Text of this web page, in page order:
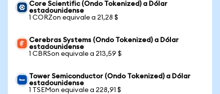
Core Scientific (Ondo Tokenized) a Dólar
estadounidense
1 CORZon equivale a 21,28 $
Cerebras Systems (Ondo Tokenized) a Dólar
estadounidense
1 CBRSon equivale a 213,59 $
Tower Semiconductor (Ondo Tokenized) a Dólar
estadounidense
1 TSEMon equivale a 228,91 $